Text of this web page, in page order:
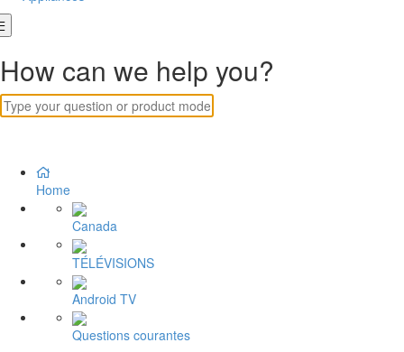
How can we help you?
Home
Canada
TÉLÉVISIONS
Android TV
Questions courantes